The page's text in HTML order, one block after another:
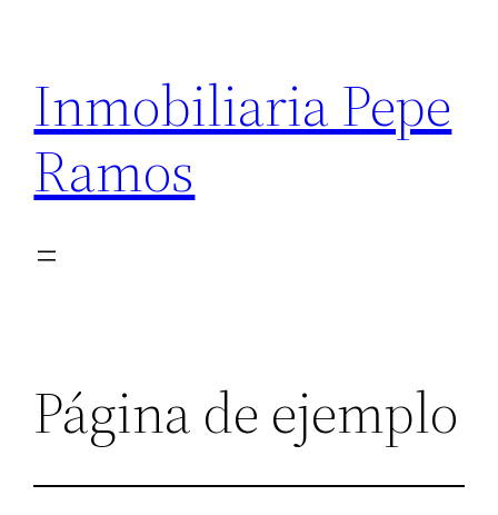
contenido
Inmobiliaria Pepe
Ramos
Página de ejemplo